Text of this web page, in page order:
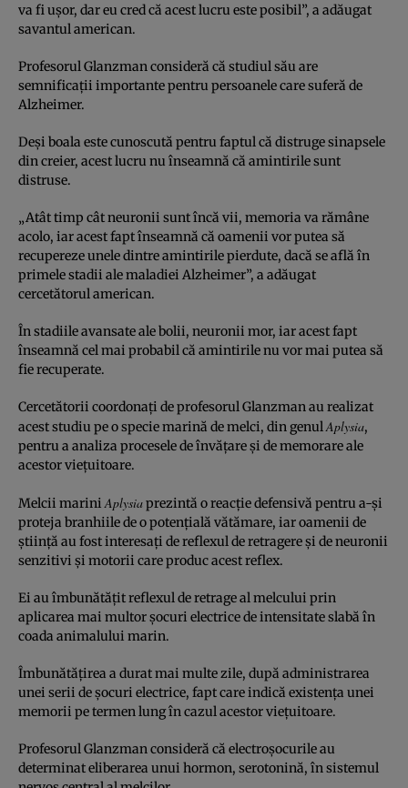
va fi uşor, dar eu cred că acest lucru este posibil”, a adăugat
savantul american.
Profesorul Glanzman consideră că studiul său are
semnificaţii importante pentru persoanele care suferă de
Alzheimer.
Deşi boala este cunoscută pentru faptul că distruge sinapsele
din creier, acest lucru nu înseamnă că amintirile sunt
distruse.
„Atât timp cât neuronii sunt încă vii, memoria va rămâne
acolo, iar acest fapt înseamnă că oamenii vor putea să
recupereze unele dintre amintirile pierdute, dacă se află în
primele stadii ale maladiei Alzheimer”, a adăugat
cercetătorul american.
În stadiile avansate ale bolii, neuronii mor, iar acest fapt
înseamnă cel mai probabil că amintirile nu vor mai putea să
fie recuperate.
Cercetătorii coordonaţi de profesorul Glanzman au realizat
acest studiu pe o specie marină de melci, din genulAplysia,
pentru a analiza procesele de învăţare şi de memorare ale
acestor vieţuitoare.
Melcii mariniAplysiaprezintă o reacţie defensivă pentru a-şi
proteja branhiile de o potenţială vătămare, iar oamenii de
ştiinţă au fost interesaţi de reflexul de retragere şi de neuronii
senzitivi şi motorii care produc acest reflex.
Ei au îmbunătăţit reflexul de retrage al melcului prin
aplicarea mai multor şocuri electrice de intensitate slabă în
coada animalului marin.
Îmbunătăţirea a durat mai multe zile, după administrarea
unei serii de şocuri electrice, fapt care indică existenţa unei
memorii pe termen lung în cazul acestor vieţuitoare.
Profesorul Glanzman consideră că electroşocurile au
determinat eliberarea unui hormon, serotonină, în sistemul